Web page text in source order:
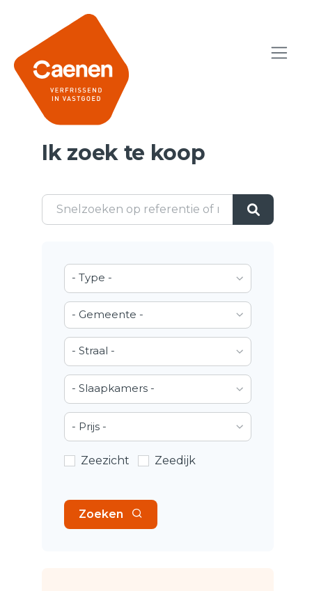
Ik zoek te koop
- Type -
- Gemeente -
- Straal -
- Slaapkamers -
- Prijs -
Zeezicht Zeedijk
Zoeken